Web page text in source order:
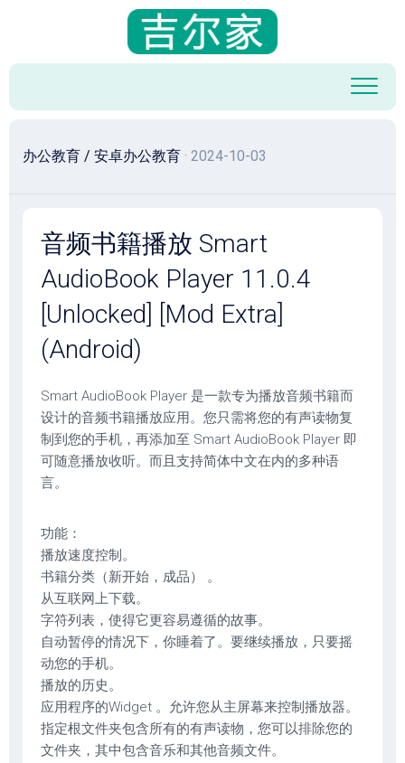
容
办公教育 / 安卓办公教育 · 2024-10-03
音频书籍播放 Smart
AudioBook Player 11.0.4
[Unlocked] [Mod Extra]
(Android)
Smart AudioBook Player 是一款专为播放音频书籍而
设计的音频书籍播放应用。您只需将您的有声读物复
制到您的手机，再添加至 Smart AudioBook Player 即
可随意播放收听。而且支持简体中文在内的多种语
言。
功能：
播放速度控制。
书籍分类（新开始，成品） 。
从互联网上下载。
字符列表，使得它更容易遵循的故事。
自动暂停的情况下，你睡着了。要继续播放，只要摇
动您的手机。
播放的历史。
应用程序的Widget 。允许您从主屏幕来控制播放器。
指定根文件夹包含所有的有声读物，您可以排除您的
文件夹，其中包含音乐和其他音频文件。